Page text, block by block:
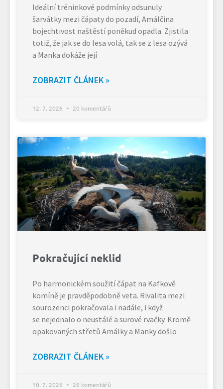
Ideální tréninkové podmínky odsunuly
šarvátky mezi čápaty do pozadí, Amálčina
bojechtivost naštěstí poněkud opadla. Zjistila
totiž, že jak se do lesa volá, tak se z lesa ozývá
a Manka dokáže její
ZOBRAZIT ČLÁNEK »
12. 7. 2026 20 komentářů
Pokračující neklid
Po harmonickém soužití čápat na Kafkově
komíně je pravděpodobně veta. Rivalita mezi
sourozenci pokračovala i nadále, i když
se nejednalo o neustálé a surové rvačky. Kromě
opakovaných střetů Amálky a Manky došlo
ZOBRAZIT ČLÁNEK »
10. 7. 2026 26 komentářů